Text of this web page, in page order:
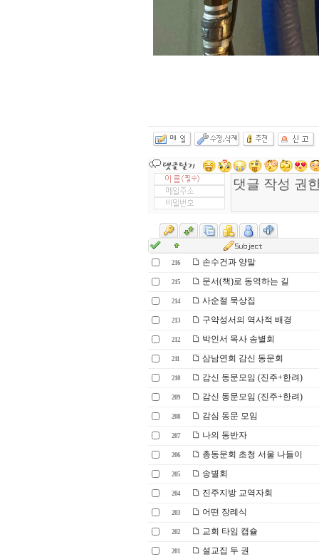
216 손수건과 양말
215 문서(책)로 동역하는 길
214 사순절 묵상집
213 구약성서의 역사적 배경
212 박인서 목사 송별회
211 삼남연회 감신 동문회
210 감신 동문모임 (진주+한려)
209 감신 동문모임 (진주+한려)
208 감심 동문 모임
207 나의 동반자
206 총동문회 초청 서울 나들이
205 송별회
204 진주지방 교역자회
203 어떤 장례식
202 교회 타임 캡슐
201 설교집 두 권